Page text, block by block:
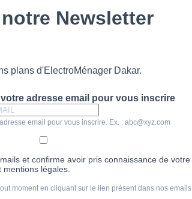
Newsletter
plans d'ElectroMénager Dakar.
adresse email pour vous inscrire
email pour vous inscrire. Ex. : abc@xyz.com
et confirme avoir pris connaissance de votre
légales.
moment en cliquant sur le lien présent dans nos emails.